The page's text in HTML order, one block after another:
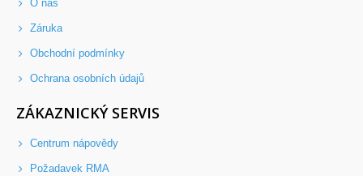
O nás
Záruka
Obchodní podmínky
Ochrana osobních údajů
ZÁKAZNICKÝ SERVIS
Centrum nápovědy
Požadavek RMA